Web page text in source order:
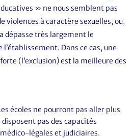
» ne nous semblent pas
violences à caractère sexuelles, ou,
dépasse très largement le
l’établissement. Dans ce cas, une
(l’exclusion) est la meilleure des
écoles ne pourront pas aller plus
pas des capacités
légales et judiciaires.